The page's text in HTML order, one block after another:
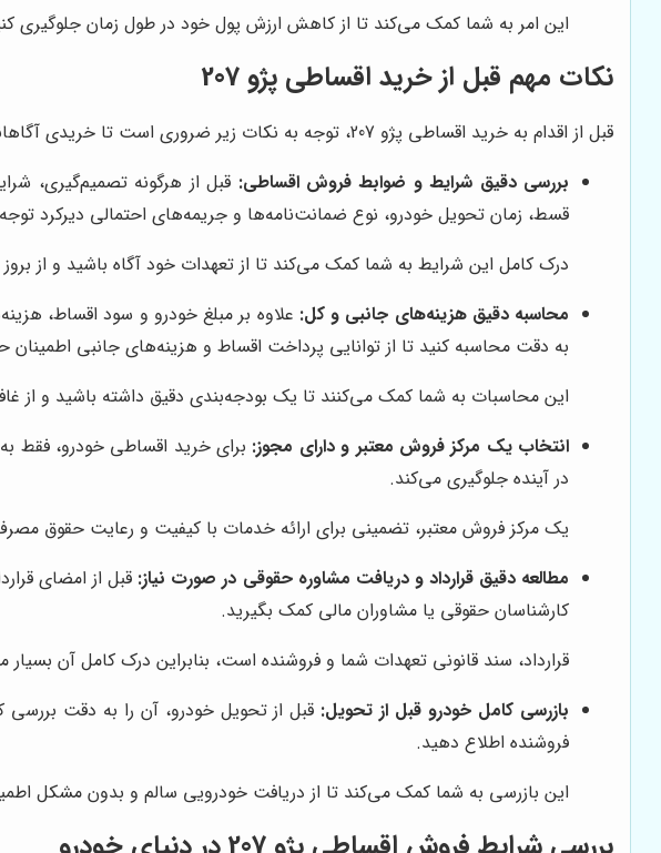
این امر به شما کمک می‌کند تا از کاهش ارزش پول خود در طول زمان جلوگیری
نکات مهم قبل از خرید اقساطی پژو 207
قبل از اقدام به خرید اقساطی پژو 207، توجه به نکات زیر ضروری است تا خریدی آگاهانه و مطمئن را تجربه کنید:
بررسی دقیق شرایط و ضوابط فروش اقساطی: قبل از هرگونه تصمیم‌گیری،
قسط، زمان تحویل خودرو، نوع ضمانت‌نامه‌ها و جریمه‌های احتمالی دیرکرد
درک کامل این شرایط به شما کمک می‌کند تا از تعهدات خود آگاه باشید و از
محاسبه دقیق هزینه‌های جانبی و کل: علاوه بر مبلغ خودرو و سود اقساط،
به دقت محاسبه کنید تا از توانایی پرداخت اقساط و هزینه‌های جانبی اطمینان
این محاسبات به شما کمک می‌کنند تا یک بودجه‌بندی دقیق داشته باشید و از
انتخاب یک مرکز فروش معتبر و دارای مجوز: برای خرید اقساطی خودرو، فقط
در آینده جلوگیری می‌کند.
یک مرکز فروش معتبر، تضمینی برای ارائه خدمات با کیفیت و رعایت حقوق
مطالعه دقیق قرارداد و دریافت مشاوره حقوقی در صورت نیاز: قبل از امضای
کارشناسان حقوقی یا مشاوران مالی کمک بگیرید.
قرارداد، سند قانونی تعهدات شما و فروشنده است، بنابراین درک کامل آن
بازرسی کامل خودرو قبل از تحویل: قبل از تحویل خودرو، آن را به دقت
فروشنده اطلاع دهید.
این بازرسی به شما کمک می‌کند تا از دریافت خودرویی سالم و بدون مشکل